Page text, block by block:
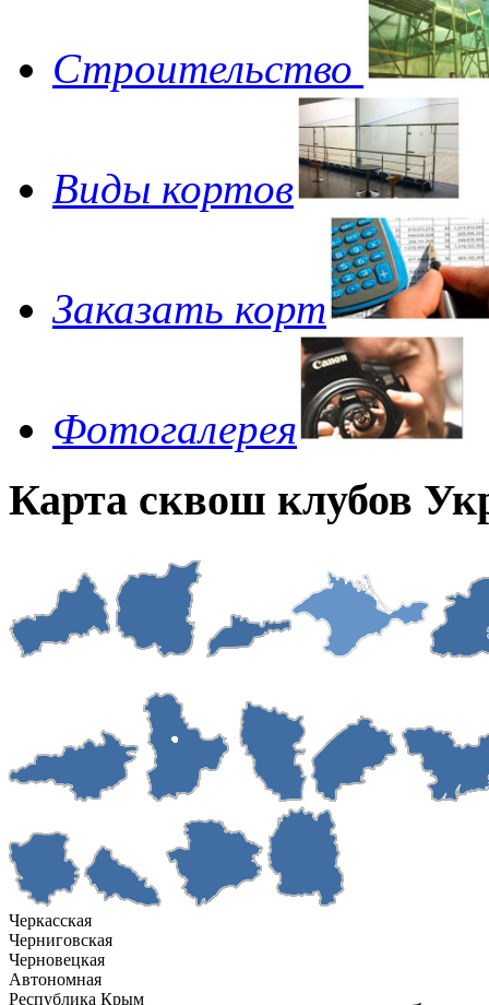
Строительство
Виды кортов
Заказать корт
Фотогалерея
Карта сквош клубов
Черкасская
Черниговская
Черновецкая
Автономная
Республика Крым